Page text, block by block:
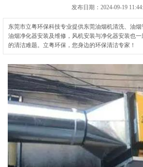
发布日期：2024-09-19
东莞市立粤环保科技专业提供东莞油烟机清洗、油
油烟净化器安装及维修，风机安装与净化器安装也
的清洁难题。立粤环保，您身边的环保清洁专家！